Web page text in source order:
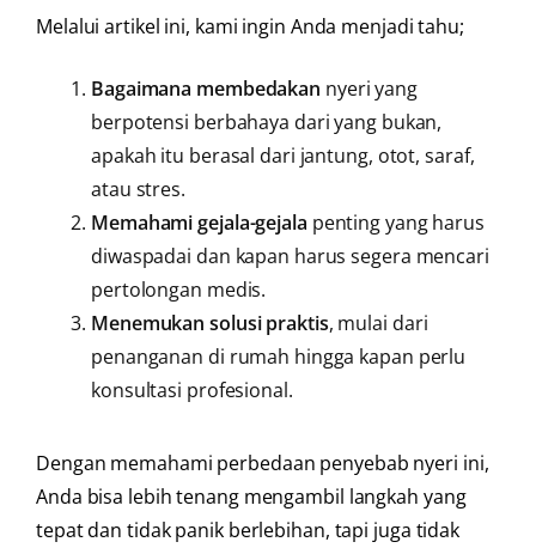
Melalui artikel ini, kami ingin Anda menjadi tahu;
Bagaimana membedakan nyeri yang
berpotensi berbahaya dari yang bukan,
apakah itu berasal dari jantung, otot, saraf,
atau stres.
Memahami gejala-gejala penting yang harus
diwaspadai dan kapan harus segera mencari
pertolongan medis.
Menemukan solusi praktis, mulai dari
penanganan di rumah hingga kapan perlu
konsultasi profesional.
Dengan memahami perbedaan penyebab nyeri ini,
Anda bisa lebih tenang mengambil langkah yang
tepat dan tidak panik berlebihan, tapi juga tidak